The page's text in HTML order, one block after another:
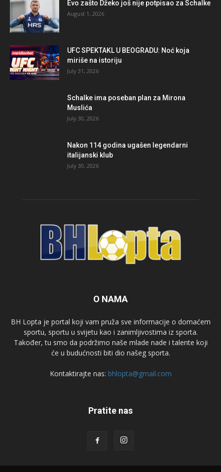
Evo zašto Džeko još nije potpisao za Schalke
August 1, 2026
UFC SPEKTAKL U BEOGRADU: Noć koja
miriše na istoriju
July 31, 2026
Schalke ima poseban plan za Mirona
Muslića
July 30, 2026
Nakon 114 godina ugašen legendarni
italijanski klub
July 30, 2026
O NAMA
BH Lopta je portal koji vam pruža sve informacije o domaćem
sportu, sportu u svijetu kao i zanimljivostima iz sporta.
Također, tu smo da podržimo naše mlade nade i talente koji
će u budućnosti biti dio našeg sporta.
Kontaktirajte nas: bhlopta@gmail.com
Pratite nas